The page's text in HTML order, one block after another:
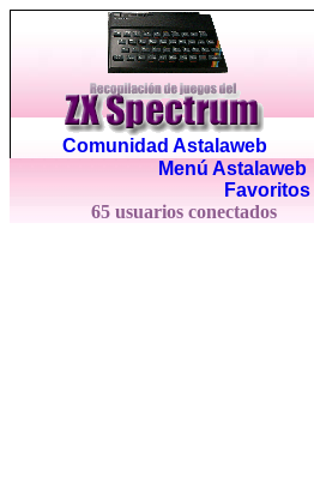
Comunidad Astalaweb
Menú Astalaweb|
Favoritos
65 usuarios conectados